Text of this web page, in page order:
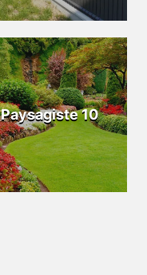
Paysagiste 10